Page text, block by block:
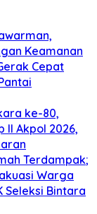
Keamanan
Cepat
ke-80,
II Akpol 2026,
Terdampak;
Warga
Seleksi Bintara